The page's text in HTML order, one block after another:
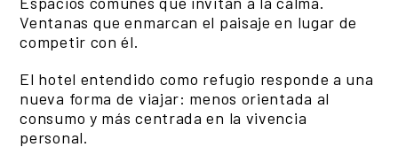
Ventanas que enmarcan el paisaje en lugar de
competir con él.
El hotel entendido como refugio responde a una
nueva forma de viajar: menos orientada al
consumo y más centrada en la vivencia
personal.